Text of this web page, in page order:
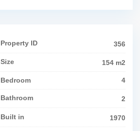
Property ID 356
Size 154 m2
Bedroom 4
Bathroom 2
Built in 1970